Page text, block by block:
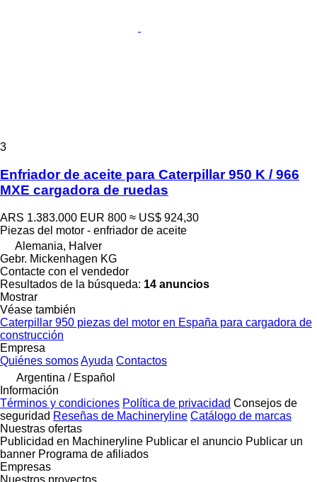
3
Enfriador de aceite para Caterpillar 950 K / 966
MXE cargadora de ruedas
ARS 1.383.000 EUR 800 ≈ US$ 924,30
Piezas del motor - enfriador de aceite
Alemania, Halver
Gebr. Mickenhagen KG
Contacte con el vendedor
Resultados de la búsqueda: 14 anuncios
Mostrar
Véase también
Caterpillar 950 piezas del motor en España para cargadora de
construcción
Empresa
Quiénes somosAyuda Contactos
Argentina / Español
Información
Términos y condiciones Política de privacidad Consejos de
seguridad Reseñas de Machineryline Catálogo de marcas
Nuestras ofertas
Publicidad en Machineryline Publicar el anuncio Publicar un
banner Programa de afiliados
Empresas
Nuestros proyectos